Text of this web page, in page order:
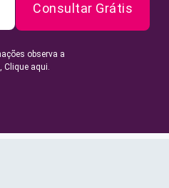
Consultar Grátis
observa a
Clique aqui.